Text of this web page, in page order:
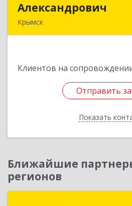
Александрович
Крымск
Клиентов на
Отправить
Показать
Отправить
Назад
Ближайшие
регионов